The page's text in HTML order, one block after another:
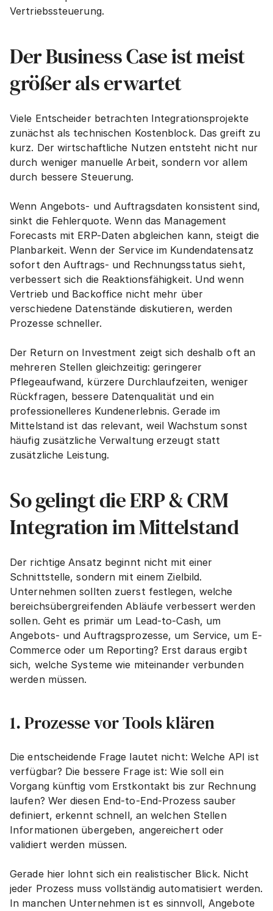
Vertriebssteuerung.
Der Business Case ist meist
größer als erwartet
Viele Entscheider betrachten Integrationsprojekte
zunächst als technischen Kostenblock. Das greift zu
kurz. Der wirtschaftliche Nutzen entsteht nicht nur
durch weniger manuelle Arbeit, sondern vor allem
durch bessere Steuerung.
Wenn Angebots- und Auftragsdaten konsistent sind,
sinkt die Fehlerquote. Wenn das Management
Forecasts mit ERP-Daten abgleichen kann, steigt die
Planbarkeit. Wenn der Service im Kundendatensatz
sofort den Auftrags- und Rechnungsstatus sieht,
verbessert sich die Reaktionsfähigkeit. Und wenn
Vertrieb und Backoffice nicht mehr über
verschiedene Datenstände diskutieren, werden
Prozesse schneller.
Der Return on Investment zeigt sich deshalb oft an
mehreren Stellen gleichzeitig: geringerer
Pflegeaufwand, kürzere Durchlaufzeiten, weniger
Rückfragen, bessere Datenqualität und ein
professionelleres Kundenerlebnis. Gerade im
Mittelstand ist das relevant, weil Wachstum sonst
häufig zusätzliche Verwaltung erzeugt statt
zusätzliche Leistung.
So gelingt die ERP & CRM
Integration im Mittelstand
Der richtige Ansatz beginnt nicht mit einer
Schnittstelle, sondern mit einem Zielbild.
Unternehmen sollten zuerst festlegen, welche
bereichsübergreifenden Abläufe verbessert werden
sollen. Geht es primär um Lead-to-Cash, um
Angebots- und Auftragsprozesse, um Service, um E-
Commerce oder um Reporting? Erst daraus ergibt
sich, welche Systeme wie miteinander verbunden
werden müssen.
1. Prozesse vor Tools klären
Die entscheidende Frage lautet nicht: Welche API ist
verfügbar? Die bessere Frage ist: Wie soll ein
Vorgang künftig vom Erstkontakt bis zur Rechnung
laufen? Wer diesen End-to-End-Prozess sauber
definiert, erkennt schnell, an welchen Stellen
Informationen übergeben, angereichert oder
validiert werden müssen.
Gerade hier lohnt sich ein realistischer Blick. Nicht
jeder Prozess muss vollständig automatisiert werden.
In manchen Unternehmen ist es sinnvoll, Angebote